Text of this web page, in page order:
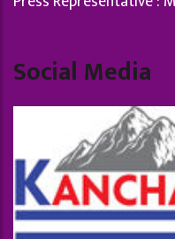
Social Media